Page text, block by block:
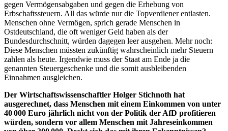
gegen Vermögensabgaben und gegen die Erhebung von
Erbschaftssteuern. All das würde nur die Topverdiener entlasten.
Menschen ohne Vermögen, sprich gerade Menschen in
Ostdeutschland, die oft weniger Geld haben als der
Bundesdurchschnitt, würden dagegen leer ausgehen. Mehr noch:
Diese Menschen müssten zukünftig wahrscheinlich mehr Steuern
zahlen als heute. Irgendwie muss der Staat am Ende ja die
genannten Steuergeschenke und die somit ausbleibenden
Einnahmen ausgleichen.
Der Wirtschaftswissenschaftler Holger Stichnoth hat
ausgerechnet, dass Menschen mit einem Einkommen von unter
40 000 Euro jährlich nicht von der Politik der AfD profitieren
würden, sondern vor allem Menschen mit Jahreseinkommen